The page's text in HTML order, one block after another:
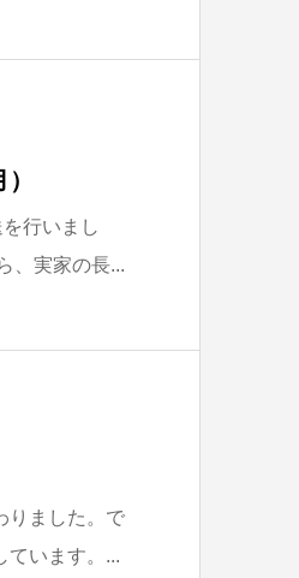
行いまし
、実家の長...
りました。で
ています。...